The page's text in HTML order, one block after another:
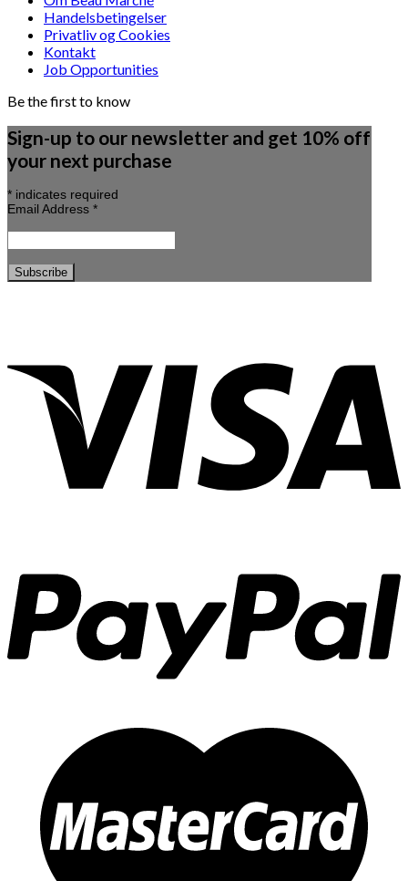
Handelsbetingelser
Privatliv og Cookies
Kontakt
Job Opportunities
Be the first to know
Sign-up to our newsletter and get 10% off
your next purchase
* indicates required
Email Address *